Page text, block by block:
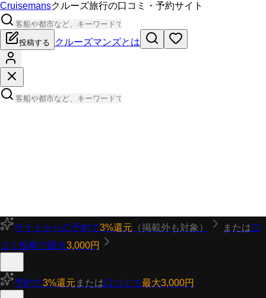
Cruisemansクルーズ旅行の口コミ・予約サイト
投稿する クルーズマンズとは
サイトからの予約で3%還元 （掲載外も対象） または口
コミ投稿で最大3,000円
予約で3%還元 または口コミで最大3,000円